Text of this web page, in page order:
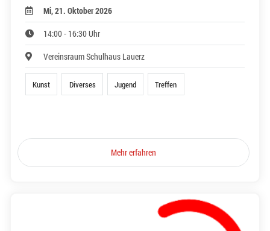
Mi, 21. Oktober 2026
14:00 - 16:30 Uhr
Vereinsraum Schulhaus Lauerz
Kunst Diverses Jugend Treffen
Mehr erfahren